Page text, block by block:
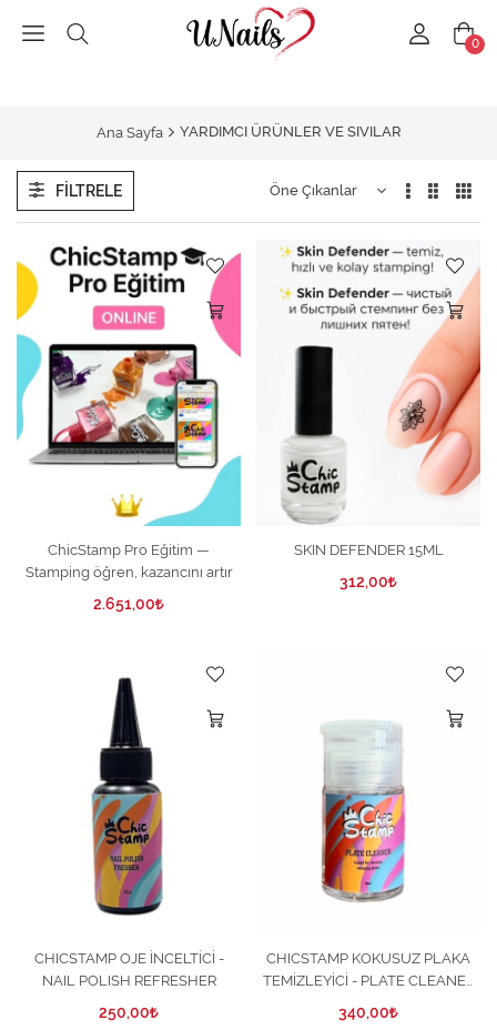
0
Ana Sayfa YARDIMCI ÜRÜNLER VE SIVILAR
FILTRELE
ChicStamp Pro Eğitim —
Stamping öğren, kazancını artır
2.651,00
SKIN DEFENDER 15ML
312,00
CHICSTAMP OJE İNCELTİCİ -
NAIL POLISH REFRESHER
250,00
CHICSTAMP KOKUSUZ PLAKA
TEMİZLEYİCİ - PLATE CLEANER
340,00